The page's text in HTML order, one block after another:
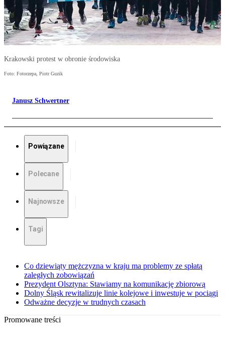
Krakowski protest w obronie środowiska
Foto: Fotorzepa, Piotr Guzik
Janusz Schwertner
Powiązane
Polecane
Najnowsze
Tagi
Co dziewiąty mężczyzna w kraju ma problemy ze spłatą
zaległych zobowiązań
Prezydent Olsztyna: Stawiamy na komunikację zbiorową
Dolny Śląsk rewitalizuje linie kolejowe i inwestuje w pociągi
Odważne decyzje w trudnych czasach
Promowane treści